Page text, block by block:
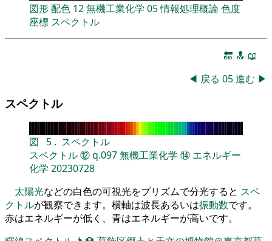
図形配色 12無機工業化学 05情報処理概論色度
座標 スペクトル
🔚 🔝 📖
◀ 戻る 05進む ▶
スペクトル
図 5 . スペクトル
スペクトル⑫q.097無機工業化学 ⑭ エネルギー
化学 20230728
太陽光などの白色の可視光をプリズムで分光すると スペ
クトルが観察できます。横軸は波長あるいは振動数です。
赤はエネルギーが低く、青はエネルギーが高いです。